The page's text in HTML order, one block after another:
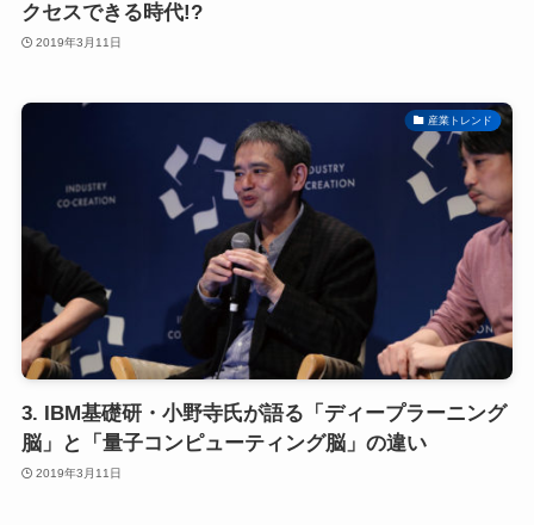
クセスできる時代!?
2019年3月11日
産業トレンド
3. IBM基礎研・小野寺氏が語る「ディープラーニング
脳」と「量子コンピューティング脳」の違い
2019年3月11日